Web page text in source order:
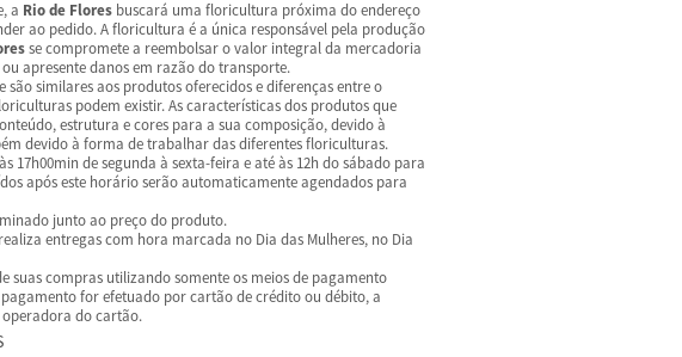
a Rio de Flores buscará uma floricultura próxima do endereço
ao pedido. A floricultura é a única responsável pela produção
se compromete a reembolsar o valor integral da mercadoria
apresente danos em razão do transporte.
são similares aos produtos oferecidos e diferenças entre o
podem existir. As características dos produtos que
estrutura e cores para a sua composição, devido à
devido à forma de trabalhar das diferentes floriculturas.
17h00min de segunda à sexta-feira e até às 12h do sábado para
após este horário serão automaticamente agendados para
junto ao preço do produto.
entregas com hora marcada no Dia das Mulheres, no Dia
suas compras utilizando somente os meios de pagamento
pagamento for efetuado por cartão de crédito ou débito, a
do cartão.